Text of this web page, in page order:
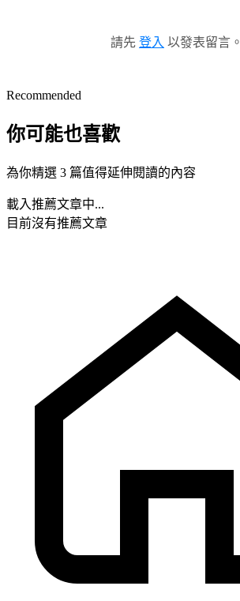
請先 登入 以發表留言。
Recommended
你可能也喜歡
為你精選 3 篇值得延伸閱讀的內容
載入推薦文章中...
目前沒有推薦文章